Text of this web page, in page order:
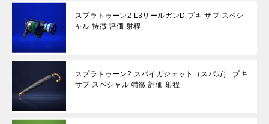
スプラトゥーン2 L3リールガンD ブキ サブ スペシ
ャル 特徴 評価 射程
スプラトゥーン2 スパイガジェット（スパガ） ブキ
サブ スペシャル 特徴 評価 射程